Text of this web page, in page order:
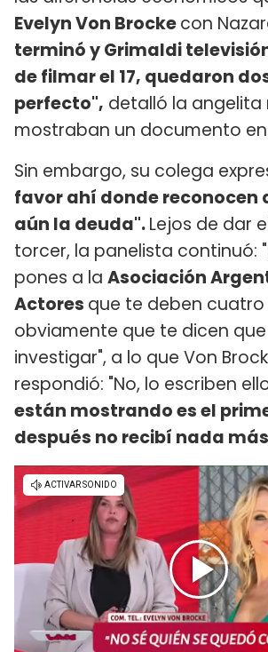
Evelyn Von Brockecon
terminó y Grimaldi
de filmar el 17, quedaron
perfecto", detalló la angelita
mostraban un documento
Sin embargo, su colega
favor ahí donde reconocen
aún la deuda".Lejos de dar
torcer, la panelista continuó:
pones a la Asociación
Actores que te deben
obviamente que te dicen
investigar", a lo que Von
respondió: "No, lo escriben
están mostrando es el
después no recibí nada